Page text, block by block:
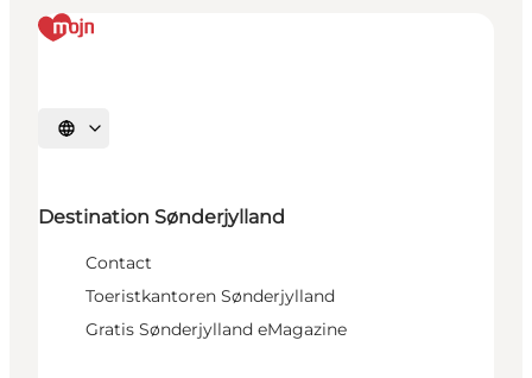
Selecteer taal
Destination Sønderjylland
Contact
Toeristkantoren Sønderjylland
Gratis Sønderjylland eMagazine